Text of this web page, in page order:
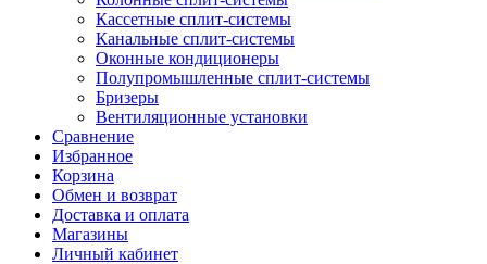
Кассетные сплит-системы
Канальные сплит-системы
Оконные кондиционеры
Полупромышленные сплит-системы
Бризеры
Вентиляционные установки
Сравнение
Избранное
Корзина
Обмен и возврат
Доставка и оплата
Магазины
Личный кабинет